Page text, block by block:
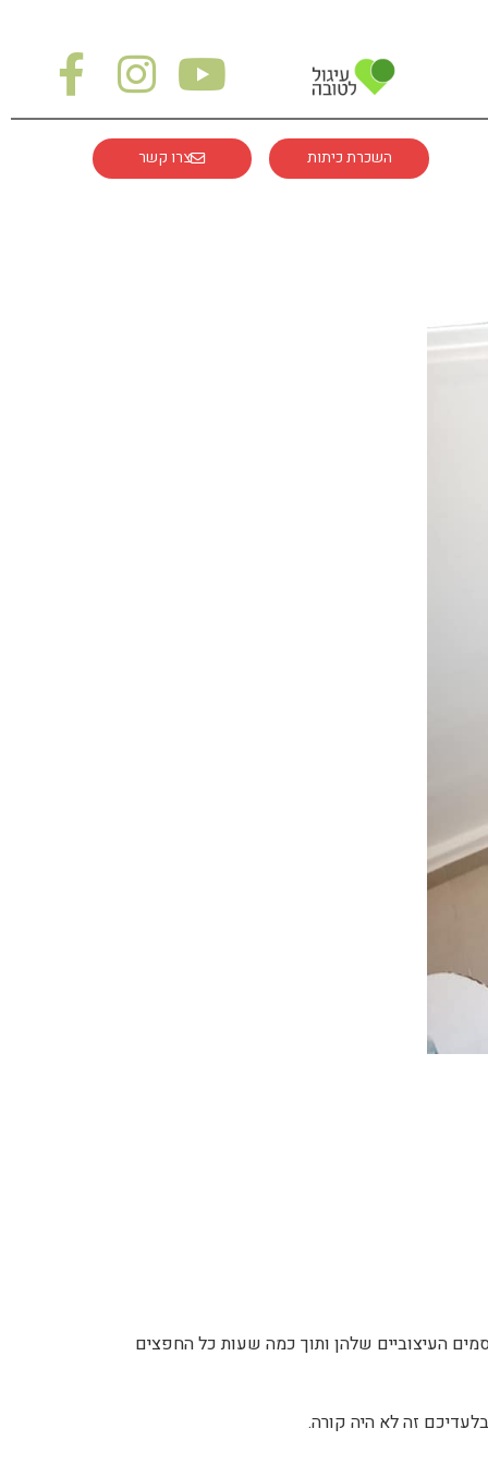
השכרת כיתות צרו קשר
העיצוביים שלהן ותוך כמה שעות כל החפצים
זה לא היה קורה.